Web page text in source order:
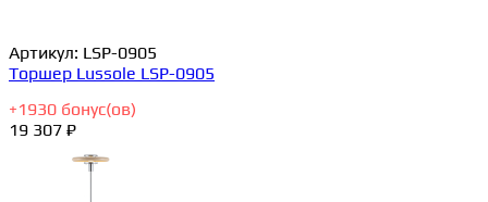
Артикул: LSP-0905
Торшер Lussole LSP-0905
+1930 бонус(ов)
19 307 ₽